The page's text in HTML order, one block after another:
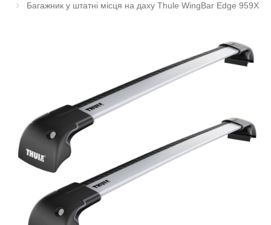
Багажник у штатні місця на даху Thule WingBar Edge 959X